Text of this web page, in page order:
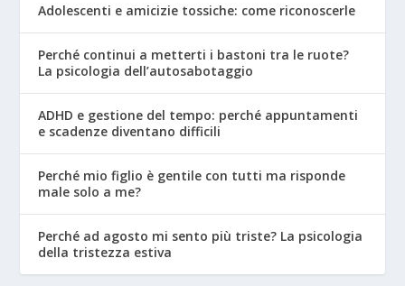
Adolescenti e amicizie tossiche: come riconoscerle
Perché continui a metterti i bastoni tra le ruote?
La psicologia dell’autosabotaggio
ADHD e gestione del tempo: perché appuntamenti
e scadenze diventano difficili
Perché mio figlio è gentile con tutti ma risponde
male solo a me?
Perché ad agosto mi sento più triste? La psicologia
della tristezza estiva